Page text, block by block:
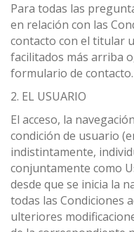
Para todas las
en relación con las
contacto con el titular
facilitados más arriba
formulario de contacto.
2. EL USUARIO
El acceso, la
condición de usuario
indistintamente,
conjuntamente como
desde que se inicia la
todas las Condiciones
ulteriores